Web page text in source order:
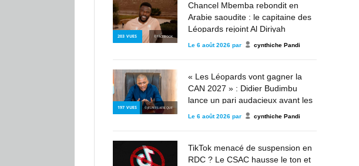
203 VUES © FACEBOOK
Chancel Mbemba rebondit en
Arabie saoudite : le capitaine des
Léopards rejoint Al Diriyah
Le 6 août 2026 par cynthiche Pandi
197 VUES © JEUNES AFRIQUE
« Les Léopards vont gagner la
CAN 2027 » : Didier Budimbu
lance un pari audacieux avant les
éliminatoires
Le 6 août 2026 par cynthiche Pandi
TikTok menacé de suspension en
RDC ? Le CSAC hausse le ton et